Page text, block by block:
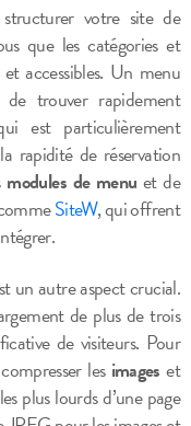
votre site de
que les catégories et
accessibles. Un menu
trouver rapidement
est particulièrement
rapidité de réservation
modules de menu et de
SiteW, qui offrent
un autre aspect crucial.
de plus de trois
de visiteurs. Pour
les images et
plus lourds d’une page